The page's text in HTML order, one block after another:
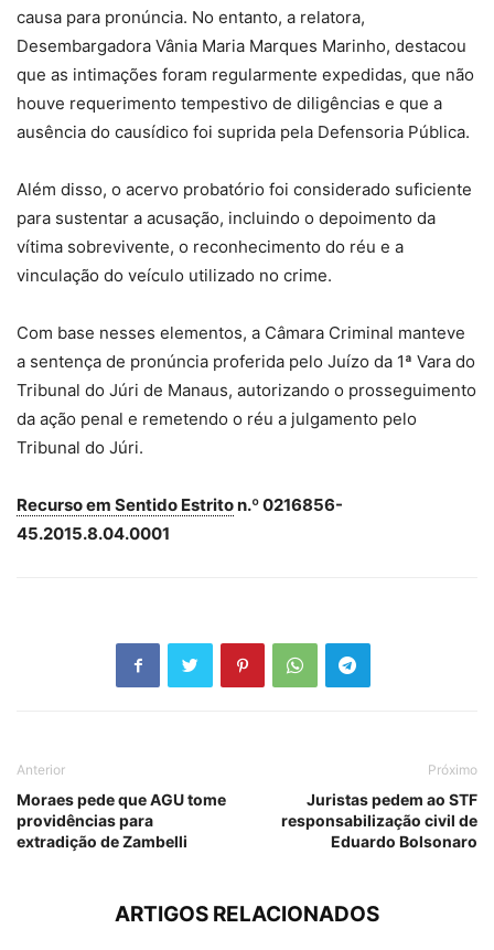
causa para pronúncia. No entanto, a relatora,
Desembargadora Vânia Maria Marques Marinho, destacou
que as intimações foram regularmente expedidas, que não
houve requerimento tempestivo de diligências e que a
ausência do causídico foi suprida pela Defensoria Pública.
Além disso, o acervo probatório foi considerado suficiente
para sustentar a acusação, incluindo o depoimento da
vítima sobrevivente, o reconhecimento do réu e a
vinculação do veículo utilizado no crime.
Com base nesses elementos, a Câmara Criminal manteve
a sentença de pronúncia proferida pelo Juízo da 1ª Vara do
Tribunal do Júri de Manaus, autorizando o prosseguimento
da ação penal e remetendo o réu a julgamento pelo
Tribunal do Júri.
Recurso em Sentido Estriton.º 0216856-
45.2015.8.04.0001
Anterior
Moraes pede que AGU tome
providências para
extradição de Zambelli
Próximo
Juristas pedem ao STF
responsabilização civil de
Eduardo Bolsonaro
ARTIGOS RELACIONADOS